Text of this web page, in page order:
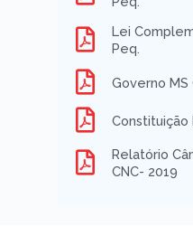
Lei
Peq.
Governo MS
Constituição
Relatório
CNC- 2019